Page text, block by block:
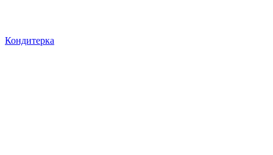
Кондитерка